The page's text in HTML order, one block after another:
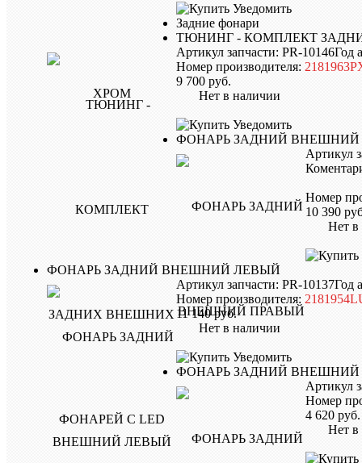
Уведомить
Задние фонари
ТЮНИНГ - КОМПЛЕКТ
Артикул запчасти: PR-10146Год
Номер производителя:
9 700 руб.
Нет в наличии
Уведомить
ФОНАРЬ ЗАДНИЙ ВНЕШНИЙ
Артикул
Номер
10 390
Нет в
ФОНАРЬ ЗАДНИЙ ВНЕШНИЙ ЛЕВЫЙ
Артикул запчасти: PR-10137Год
Номер производителя:
11 140руб.
Нет в наличии
Уведомить
ФОНАРЬ ЗАДНИЙ ВНЕШНИЙ
Артикул
Номер
4 620 руб.
Нет в